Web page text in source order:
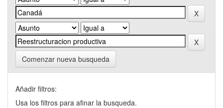
Comenzar nueva busqueda
Añadir filtros:
Usa los filtros para afinar la busqueda.